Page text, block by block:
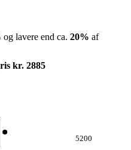
og lavere end ca. 20% af
kr. 2885
5200